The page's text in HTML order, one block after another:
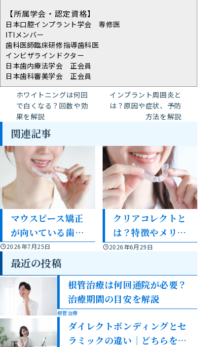
【所属学会・認定資格】
日本口腔インプラント学会 専修医
ITIメンバー
歯科医師臨床研修指導歯科医
インビザラインドクター
日本歯内療法学会 正会員
日本歯科審美学会 正会員
ホワイトニングは何回
で白くなる？回数や効
果を解説
インプラント周囲炎と
は？原因や症状、予防
方法を解説
関連記事
マウスピース矯正
が向いている歯並
び・向かない歯並
びを解説
2026年7月25日
クリアコレクトと
は？特徴やメリッ
ト・デメリットを
2026年6月29日
最近の投稿
根管治療は何回通院が必要？
治療期間の目安を解説
根管治療
ダイレクトボンディングとセ
ラミックの違い｜どちらを選